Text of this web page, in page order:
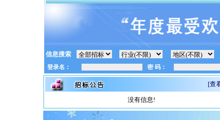
信息搜索
[查
没有信息!